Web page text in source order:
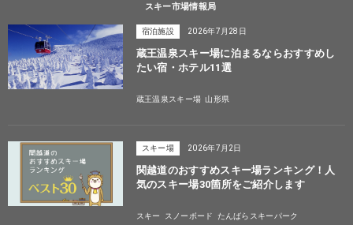
スキー市場情報局
宿泊施設 2026年7月28日
蔵王温泉スキー場に泊まるならおすすめし
たい宿・ホテル11選
蔵王温泉スキー場 山形県
スキー場 2026年7月2日
関越道のおすすめスキー場ランキング！人
気のスキー場30箇所をご紹介します
スキー スノーボード
たんばらスキーパーク